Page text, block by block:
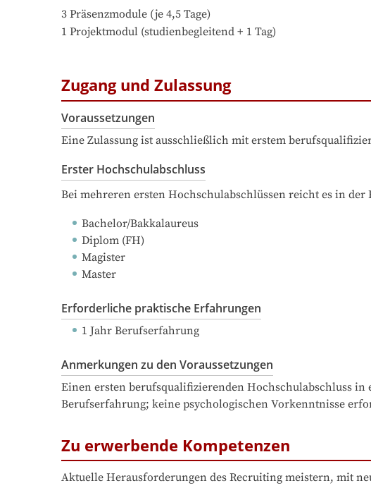
3 Präsenzmodule (je 4,5 Tage)
1 Projektmodul (studienbegleitend + 1 Tag)
Zugang und Zulassung
Voraussetzungen
Eine Zulassung ist ausschließlich mit erstem
Erster Hochschulabschluss
Bei mehreren ersten Hochschulabschlüssen reicht es in
Bachelor/Bakkalaureus
Diplom (FH)
Magister
Master
Erforderliche praktische Erfahrungen
1 Jahr Berufserfahrung
Anmerkungen zu den Voraussetzungen
Einen ersten berufsqualifizierenden Hochschulabschluss
Berufserfahrung; keine psychologischen Vorkenntnisse
Zu erwerbende Kompetenzen
Aktuelle Herausforderungen des Recruiting meistern, mit